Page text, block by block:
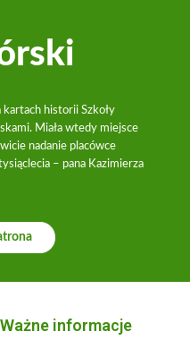
kartach historii Szkoły
Miała wtedy miejsce
nadanie placówce
– pana Kazimierza
Ważne informacje